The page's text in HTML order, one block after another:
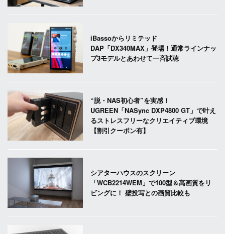
iBassoからリミテッド
DAP「DX340MAX」登場！通常ラインナッ
プ3モデルとあわせて一斉試聴
“脱・NAS初心者”を実感！
UGREEN「NASync DXP4800 GT」で叶え
るストレスフリーなクリエイティブ環境
【割引クーポン有】
シアターハウスのスクリーン
「WCB2214WEM」で100型＆高画質をリ
ビングに！ 壁投写との画質比較も